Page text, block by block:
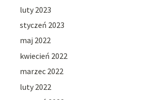
luty 2023
styczeń 2023
maj 2022
kwiecień 2022
marzec 2022
luty 2022